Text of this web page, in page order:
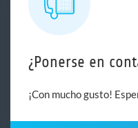
¿Ponerse en
¡Con mucho gusto!